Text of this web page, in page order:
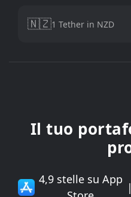
🇳🇿1 Tether in NZD
Il tuo
4,9 stelle su App
|